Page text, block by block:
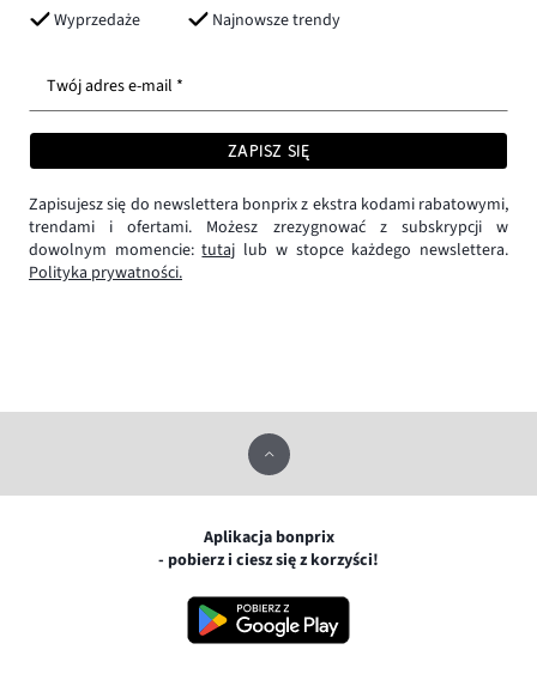
Wyprzedaże
Najnowsze trendy
Twój adres e-mail *
ZAPISZ SIĘ
Zapisujesz się do newslettera bonprix z ekstra kodami rabatowymi,
trendami i ofertami. Możesz zrezygnować z subskrypcji w
dowolnym momencie:tutaj lub w stopce każdego newslettera.
Polityka prywatności.
Aplikacja bonprix
- pobierz i ciesz się z korzyści!